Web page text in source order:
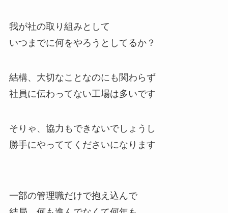
我が社の取り組みとして
いつまでに何をやろうとしてるか？
結構、大切なことなのにも関わらず
社員に伝わってない工場は多いです
そりゃ、協力もできないでしょうし
勝手にやっててくださいになります
一部の管理職だけで抱え込んで